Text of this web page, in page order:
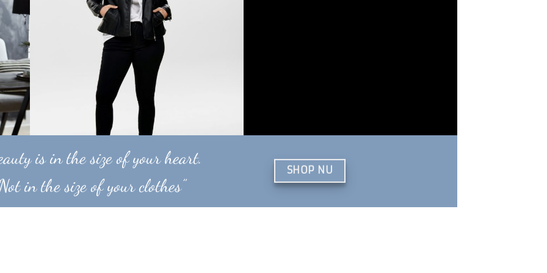
is in the size of your heart.
in the size of your clothes”
SHOP NU